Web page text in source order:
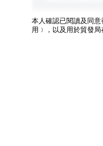
本人確認已閱讀及同意
用﹞，以及用於貿發局